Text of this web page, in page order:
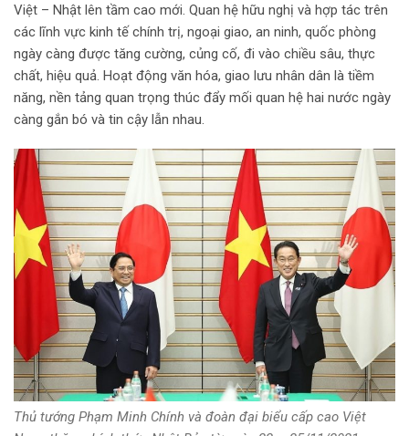
Việt – Nhật lên tầm cao mới. Quan hệ hữu nghị và hợp tác trên
các lĩnh vực kinh tế chính trị, ngoại giao, an ninh, quốc phòng
ngày càng được tăng cường, củng cố, đi vào chiều sâu, thực
chất, hiệu quả. Hoạt động văn hóa, giao lưu nhân dân là tiềm
năng, nền tảng quan trọng thúc đẩy mối quan hệ hai nước ngày
càng gắn bó và tin cậy lẫn nhau.
Thủ tướng Phạm Minh Chính và đoàn đại biểu cấp cao Việt